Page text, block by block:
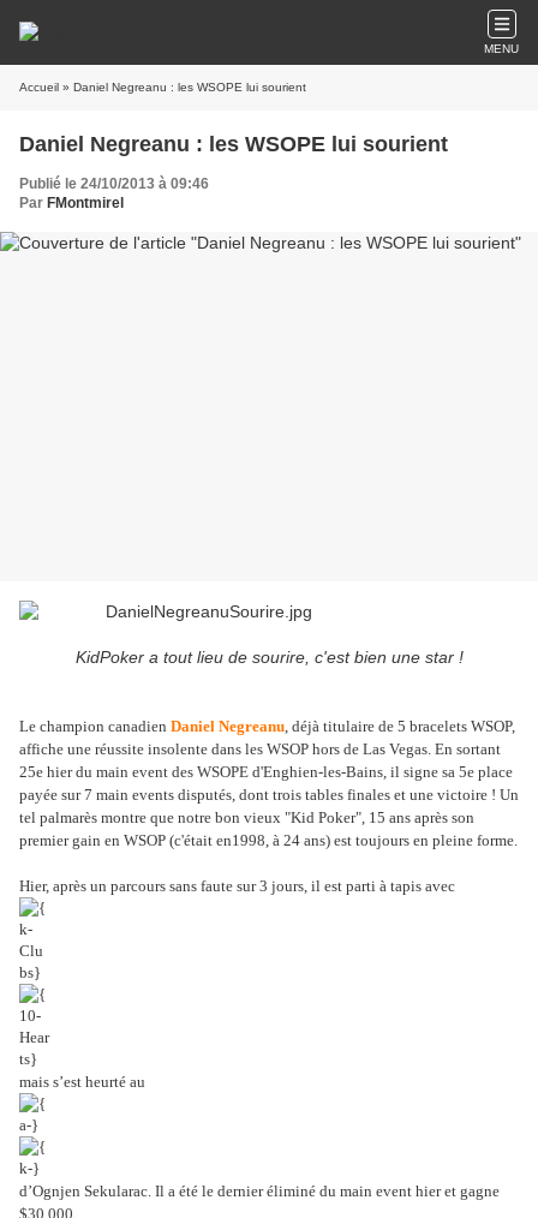
MENU
Accueil » Daniel Negreanu : les WSOPE lui sourient
Daniel Negreanu : les WSOPE lui sourient
Publié le 24/10/2013 à 09:46
Par FMontmirel
KidPoker a tout lieu de sourire, c'est bien une star !
Le champion canadien Daniel Negreanu, déjà titulaire de 5 bracelets WSOP,
affiche une réussite insolente dans les WSOP hors de Las Vegas. En sortant
25e hier du main event des WSOPE d'Enghien-les-Bains, il signe sa 5e place
payée sur 7 main events disputés, dont trois tables finales et une victoire ! Un
tel palmarès montre que notre bon vieux "Kid Poker", 15 ans après son
premier gain en WSOP (c'était en1998, à 24 ans) est toujours en pleine forme.
Hier, après un parcours sans faute sur 3 jours, il est parti à tapis avec
mais s’est heurté au
d’Ognjen Sekularac. Il a été le dernier éliminé du main event hier et gagne
$30.000.